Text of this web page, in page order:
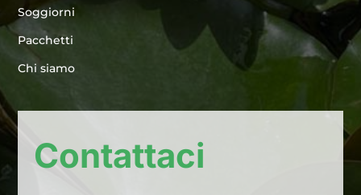
Soggiorni
Pacchetti
Chi siamo
Contattaci